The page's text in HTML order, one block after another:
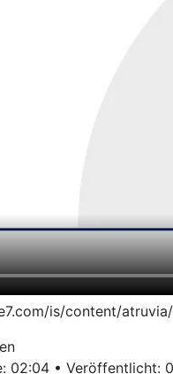
is/content/
02:04 • Veröffentlicht: